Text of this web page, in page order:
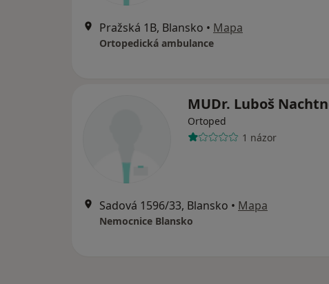
Pražská 1B, Blansko • Mapa
Ortopedická ambulance
MUDr. Luboš
Ortoped
1 názor
Sadová 1596/33, Blansko • Mapa
Nemocnice Blansko